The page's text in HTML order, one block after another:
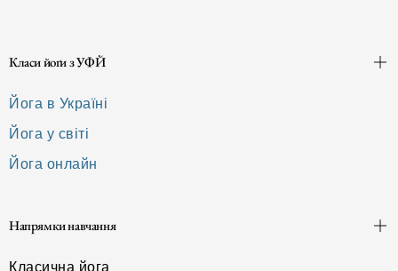
Класи йоґи з УФЙ
Йога в Україні
Йога у світі
Йога онлайн
Напрямки навчання
Класична йога